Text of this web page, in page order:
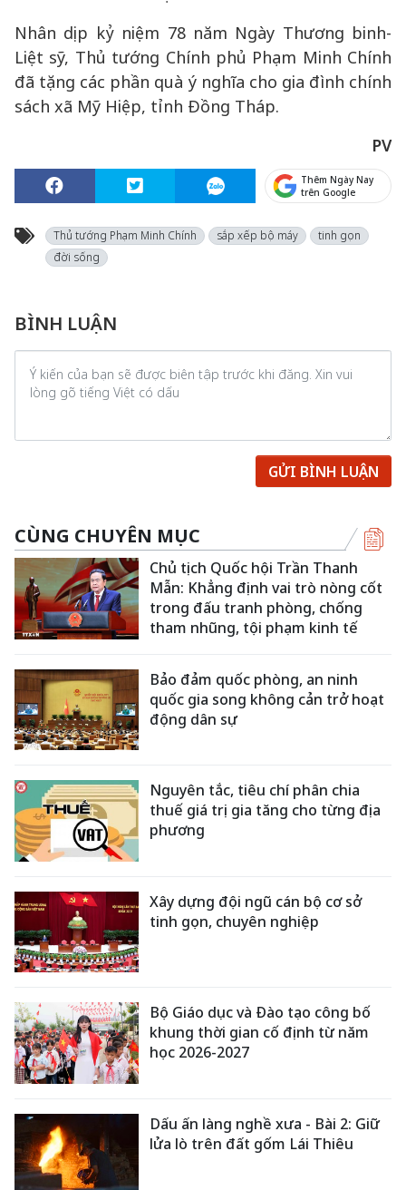
Nhân dịp kỷ niệm 78 năm Ngày Thương binh-
Liệt sỹ, Thủ tướng Chính phủ Phạm Minh Chính
đã tặng các phần quà ý nghĩa cho gia đình chính
sách xã Mỹ Hiệp, tỉnh Đồng Tháp.
PV
Thêm Ngày Nay
trên Google
Thủ tướng Phạm Minh Chính sắp xếp bộ máy
tinh gọn
đời sống
BÌNH LUẬN
GỬI BÌNH LUẬN
CÙNG CHUYÊN MỤC
Chủ tịch Quốc hội Trần Thanh
Mẫn: Khẳng định vai trò nòng cốt
trong đấu tranh phòng, chống
tham nhũng, tội phạm kinh tế
Bảo đảm quốc phòng, an ninh
quốc gia song không cản trở hoạt
động dân sự
Nguyên tắc, tiêu chí phân chia
thuế giá trị gia tăng cho từng địa
phương
Xây dựng đội ngũ cán bộ cơ sở
tinh gọn, chuyên nghiệp
Bộ Giáo dục và Đào tạo công bố
khung thời gian cố định từ năm
học 2026-2027
Dấu ấn làng nghề xưa - Bài 2: Giữ
lửa lò trên đất gốm Lái Thiêu